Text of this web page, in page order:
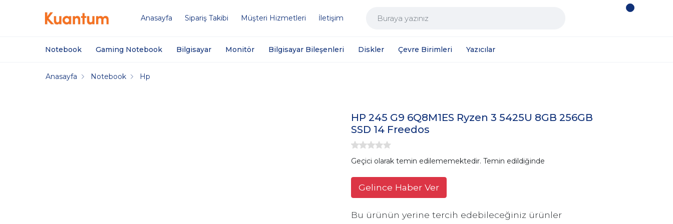
Anasayfa Sipariş Takibi Müşteri Hizmetleri İletişim
Notebook Gaming Notebook Bilgisayar Monitör Bilgisayar Bileşenleri Diskler Çevre Birimleri Yazıcılar
Anasayfa Notebook Hp
HP 245 G9 6Q8M1ES Ryzen 3 5425U 8GB 256GB
SSD 14 Freedos
Geçici olarak temin edilememektedir. Temin edildiğinde
Gelince Haber Ver
Bu ürünün yerine tercih edebileceğiniz ürünler